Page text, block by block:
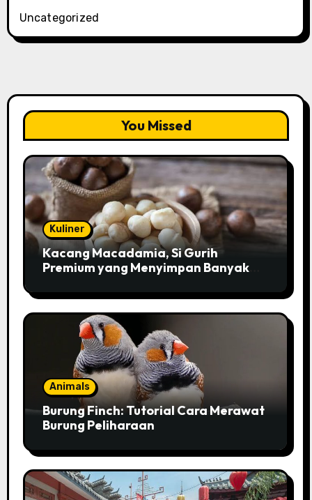
Uncategorized
You Missed
Kuliner
Kacang Macadamia, Si Gurih
Premium yang Menyimpan Banyak
Animals
Burung Finch: Tutorial Cara Merawat
Burung Peliharaan